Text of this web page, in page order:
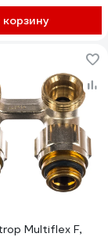
корзину
Multiflex F,